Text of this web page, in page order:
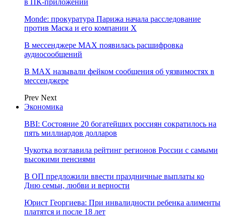
в ПК-приложении
Monde: прокуратура Парижа начала расследование
против Маска и его компании X
В мессенджере MAX появилась расшифровка
аудиосообщений
В МAX называли фейком сообщения об уязвимостях в
мессенджере
Prev Next
Экономика
BBI: Состояние 20 богатейших россиян сократилось на
пять миллиардов долларов
Чукотка возглавила рейтинг регионов России с самыми
высокими пенсиями
В ОП предложили ввести праздничные выплаты ко
Дню семьи, любви и верности
Юрист Георгиева: При инвалидности ребенка алименты
платятся и после 18 лет